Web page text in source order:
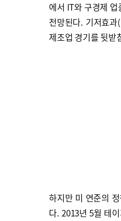
에서 IT와 구경제
전망된다. 기저효
제조업 경기를 뒷받
하지만 미 연준의
다. 2013년 5월 테